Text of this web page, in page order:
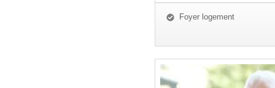
Foyer logement